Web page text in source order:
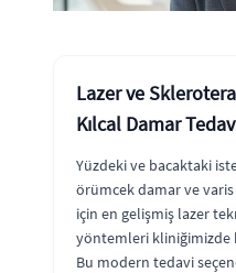
Lazer ve
Kılcal Damar
Yüzdeki ve bacaktaki
örümcek damar ve
için en gelişmiş lazer
yöntemleri kliniğimizde
Bu modern tedavi